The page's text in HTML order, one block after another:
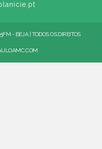
- BEJA | TODOS OS DIREITOS